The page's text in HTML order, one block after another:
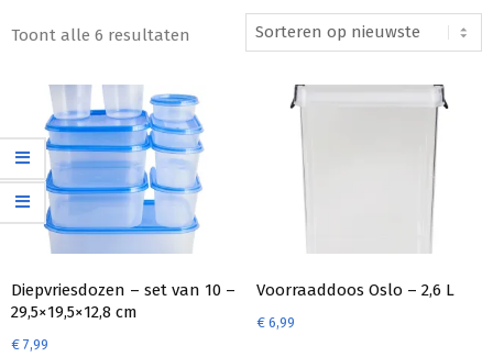
Toont alle 6 resultaten
Diepvriesdozen – set van 10 –
29,5×19,5×12,8 cm
€ 7,99
Voorraaddoos Oslo – 2,6 L
€6,99